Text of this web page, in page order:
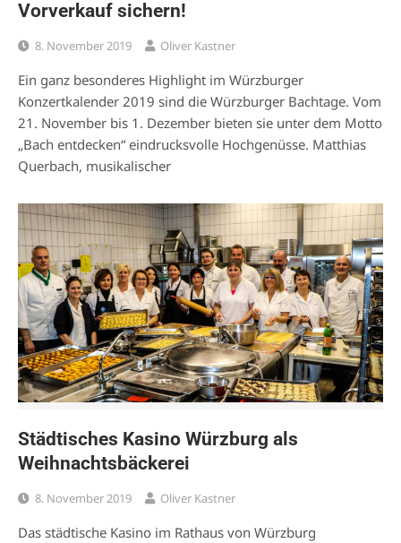
Vorverkauf sichern!
8. November 2019 Oliver Kastner
Ein ganz besonderes Highlight im Würzburger
Konzertkalender 2019 sind die Würzburger Bachtage. Vom
21. November bis 1. Dezember bieten sie unter dem Motto
„Bach entdecken“ eindrucksvolle Hochgenüsse. Matthias
Querbach, musikalischer
Städtisches Kasino Würzburg als
Weihnachtsbäckerei
8. November 2019 Oliver Kastner
Das städtische Kasino im Rathaus von Würzburg